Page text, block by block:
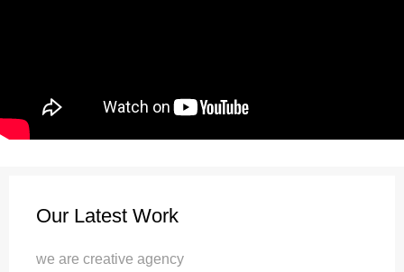
Our Latest Work
we are creative agency